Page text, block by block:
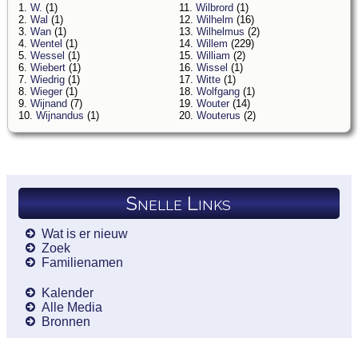
1. W. (1)
2. Wal (1)
3. Wan (1)
4. Wentel (1)
5. Wessel (1)
6. Wiebert (1)
7. Wiedrig (1)
8. Wieger (1)
9. Wijnand (7)
10. Wijnandus (1)
11. Wilbrord (1)
12. Wilhelm (16)
13. Wilhelmus (2)
14. Willem (229)
15. William (2)
16. Wissel (1)
17. Witte (1)
18. Wolfgang (1)
19. Wouter (14)
20. Wouterus (2)
Snelle Links
Wat is er nieuw
Zoek
Familienamen
Kalender
Alle Media
Bronnen